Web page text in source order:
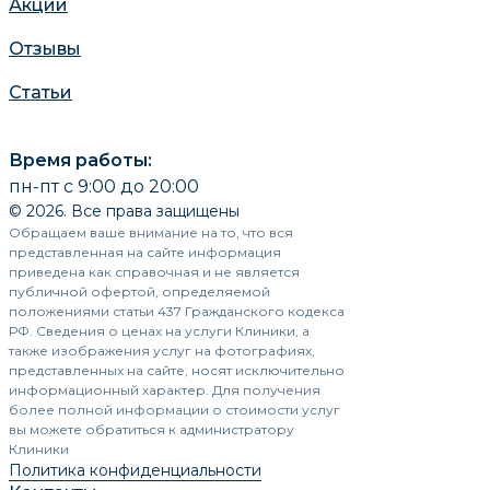
Акции
Отзывы
Статьи
Время работы:
пн-пт с 9:00 до 20:00
© 2026. Все права защищены
Обращаем ваше внимание на то, что вся
представленная на сайте информация
приведена как справочная и не является
публичной офертой, определяемой
положениями статьи 437 Гражданского кодекса
РФ. Сведения о ценах на услуги Клиники, а
также изображения услуг на фотографиях,
представленных на сайте, носят исключительно
информационный характер. Для получения
более полной информации о стоимости услуг
вы можете обратиться к администратору
Клиники
Политика конфиденциальности